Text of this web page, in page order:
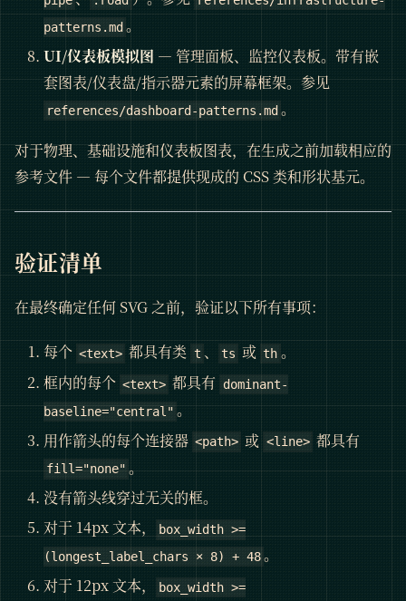
patterns.md 。
UI/仪表板模拟图 — 管理面板、监控仪表板。带有嵌
套图表/仪表盘/指示器元素的屏幕框架。参见
references/dashboard-patterns.md 。
对于物理、基础设施和仪表板图表，在生成之前加载相应的
参考文件 — 每个文件都提供现成的 CSS 类和形状基元。
验证清单
在最终确定任何 SVG 之前，验证以下所有事项：
每个 <text> 都具有类 t 、 ts 或 th 。
框内的每个 <text> 都具有 dominant-
baseline="central" 。
用作箭头的每个连接器 <path> 或 <line> 都具有
fill="none" 。
没有箭头线穿过无关的框。
对于 14px 文本，
box_width >=
(longest_label_chars × 8) + 48。
对于 12px 文本，
box_width >=